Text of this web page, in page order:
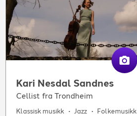
Kari Nesdal Sandnes
Cellist fra Trondheim
Klassisk musikk Jazz
Folkemusikk